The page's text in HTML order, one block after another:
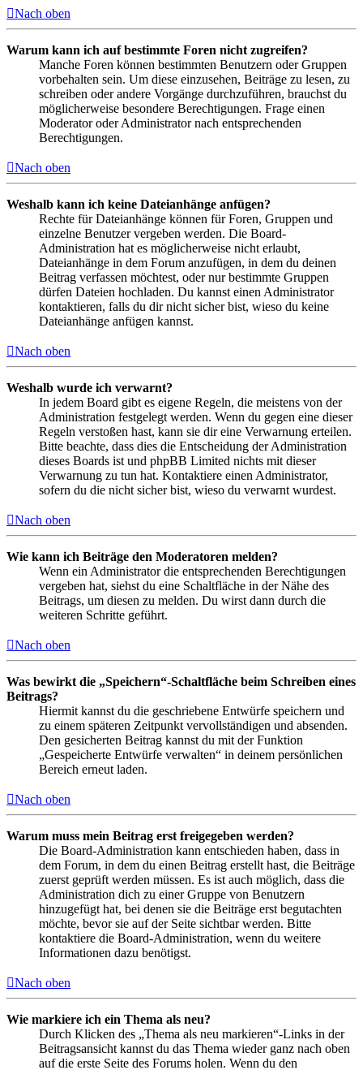
Nach oben
Warum kann ich auf bestimmte Foren nicht zugreifen?
Manche Foren können bestimmten Benutzern oder Gruppen
vorbehalten sein. Um diese einzusehen, Beiträge zu lesen, zu
schreiben oder andere Vorgänge durchzuführen, brauchst du
möglicherweise besondere Berechtigungen. Frage einen
Moderator oder Administrator nach entsprechenden
Berechtigungen.
Nach oben
Weshalb kann ich keine Dateianhänge anfügen?
Rechte für Dateianhänge können für Foren, Gruppen und
einzelne Benutzer vergeben werden. Die Board-
Administration hat es möglicherweise nicht erlaubt,
Dateianhänge in dem Forum anzufügen, in dem du deinen
Beitrag verfassen möchtest, oder nur bestimmte Gruppen
dürfen Dateien hochladen. Du kannst einen Administrator
kontaktieren, falls du dir nicht sicher bist, wieso du keine
Dateianhänge anfügen kannst.
Nach oben
Weshalb wurde ich verwarnt?
In jedem Board gibt es eigene Regeln, die meistens von der
Administration festgelegt werden. Wenn du gegen eine dieser
Regeln verstoßen hast, kann sie dir eine Verwarnung erteilen.
Bitte beachte, dass dies die Entscheidung der Administration
dieses Boards ist und phpBB Limited nichts mit dieser
Verwarnung zu tun hat. Kontaktiere einen Administrator,
sofern du die nicht sicher bist, wieso du verwarnt wurdest.
Nach oben
Wie kann ich Beiträge den Moderatoren melden?
Wenn ein Administrator die entsprechenden Berechtigungen
vergeben hat, siehst du eine Schaltfläche in der Nähe des
Beitrags, um diesen zu melden. Du wirst dann durch die
weiteren Schritte geführt.
Nach oben
Was bewirkt die „Speichern“-Schaltfläche beim Schreiben eines
Beitrags?
Hiermit kannst du die geschriebene Entwürfe speichern und
zu einem späteren Zeitpunkt vervollständigen und absenden.
Den gesicherten Beitrag kannst du mit der Funktion
„Gespeicherte Entwürfe verwalten“ in deinem persönlichen
Bereich erneut laden.
Nach oben
Warum muss mein Beitrag erst freigegeben werden?
Die Board-Administration kann entschieden haben, dass in
dem Forum, in dem du einen Beitrag erstellt hast, die Beiträge
zuerst geprüft werden müssen. Es ist auch möglich, dass die
Administration dich zu einer Gruppe von Benutzern
hinzugefügt hat, bei denen sie die Beiträge erst begutachten
möchte, bevor sie auf der Seite sichtbar werden. Bitte
kontaktiere die Board-Administration, wenn du weitere
Informationen dazu benötigst.
Nach oben
Wie markiere ich ein Thema als neu?
Durch Klicken des „Thema als neu markieren“-Links in der
Beitragsansicht kannst du das Thema wieder ganz nach oben
auf die erste Seite des Forums holen. Wenn du den